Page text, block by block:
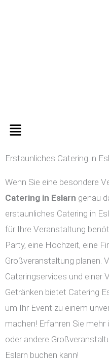
Menü
Erstaunliches Catering in
Wenn Sie eine besondere
Catering in Eslarn genau
erstaunliches Catering in
für Ihre Veranstaltung
Party, eine Hochzeit, eine
Großveranstaltung planen.
Cateringservices und einer
Getränken bietet Catering
um Ihr Event zu einem
machen! Erfahren Sie
oder andere
Eslarn buchen kann!